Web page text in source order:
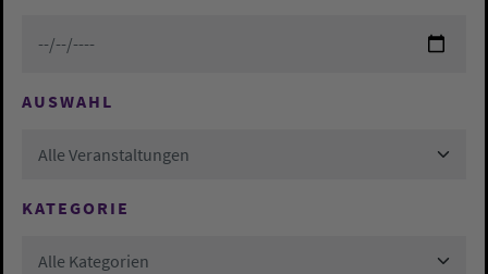
AUSWAHL
Alle Veranstaltungen
KATEGORIE
Alle Kategorien